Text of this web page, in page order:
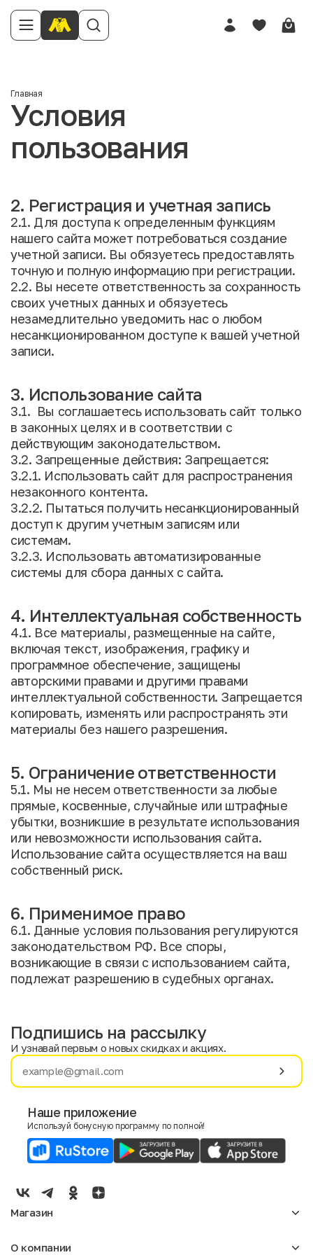
Главная
Условия
пользования
2. Регистрация и учетная запись
2.1. Для доступа к определенным функциям
нашего сайта может потребоваться создание
учетной записи. Вы обязуетесь предоставлять
точную и полную информацию при регистрации.
2.2. Вы несете ответственность за сохранность
своих учетных данных и обязуетесь
незамедлительно уведомить нас о любом
несанкционированном доступе к вашей учетной
записи.
3. Использование сайта
3.1. Вы соглашаетесь использовать сайт только
в законных целях и в соответствии с
действующим законодательством.
3.2. Запрещенные действия: Запрещается:
3.2.1. Использовать сайт для распространения
незаконного контента.
3.2.2. Пытаться получить несанкционированный
доступ к другим учетным записям или
системам.
3.2.3. Использовать автоматизированные
системы для сбора данных с сайта.
4. Интеллектуальная собственность
4.1. Все материалы, размещенные на сайте,
включая текст, изображения, графику и
программное обеспечение, защищены
авторскими правами и другими правами
интеллектуальной собственности. Запрещается
копировать, изменять или распространять эти
материалы без нашего разрешения.
5. Ограничение ответственности
5.1. Мы не несем ответственности за любые
прямые, косвенные, случайные или штрафные
убытки, возникшие в результате использования
или невозможности использования сайта.
Использование сайта осуществляется на ваш
собственный риск.
6. Применимое право
6.1. Данные условия пользования регулируются
законодательством РФ. Все споры,
возникающие в связи с использованием сайта,
подлежат разрешению в судебных органах.
Имя
E-mail
Мужской
Женский
Подпишись на рассылку
И узнавай первым о новых скидках и акциях.
Наше приложение
Используй бонусную программу по полной!
Магазин
Мужское
О компании